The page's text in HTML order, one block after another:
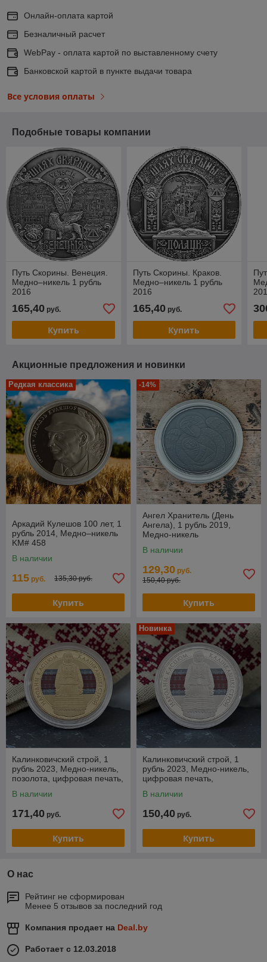
Онлайн-оплата картой
Безналичный расчет
WebPay - оплата картой по выставленному счету
Банковской картой в пункте выдачи товара
Все условия оплаты
Подобные товары компании
Путь Скорины. Венеция.
Медно–никель 1 рубль
2016
165,40 руб.
Купить
Путь Скорины. Краков.
Медно–никель 1 рубль
2016
165,40руб.
Купить
Акционные предложения и новинки
Редкая классика
Аркадий Кулешов 100 лет, 1
рубль 2014, Медно–никель
KM# 458
В наличии
115 руб. 135,30 руб.
Купить
-14%
Ангел Хранитель (День
Ангела), 1 рубль 2019,
Медно-никель
В наличии
129,30 руб.
150,40 руб.
Купить
Калинковичский строй, 1
рубль 2023, Медно-никель,
позолота, цифровая печать,
В наличии
171,40 руб.
Купить
Новинка
Калинковичский строй, 1
рубль 2023, Медно-никель,
цифровая печать,
В наличии
150,40 руб.
Купить
О нас
Рейтинг не сформирован
Менее 5 отзывов за последний год
Компания продает на Deal.by
Работает с 12.03.2018